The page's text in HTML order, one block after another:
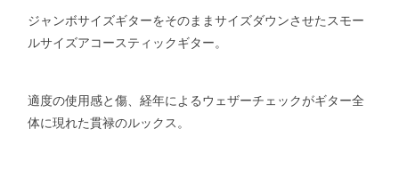
ジャンボサイズギターをそのままサイズダウンさせたスモー
ルサイズアコースティックギター。
適度の使用感と傷、経年によるウェザーチェックがギター全
体に現れた貫禄のルックス。